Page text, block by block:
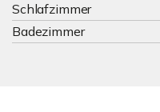
Schlafzimmer
Badezimmer